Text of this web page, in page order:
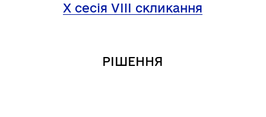
X сесія VIII скликання
РІШЕННЯ